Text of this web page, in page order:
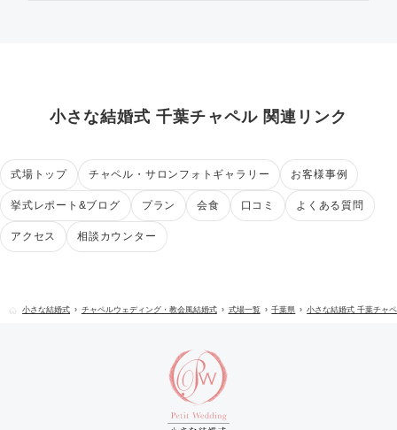
小さな結婚式 千葉チャペル 関連リンク
式場トップ チャペル・サロンフォトギャラリー お客様事例
挙式レポート&ブログ プラン 会食 口コミ よくある質問
アクセス 相談カウンター
小さな結婚式 チャペルウェディング・教会風結婚式 式場一覧 千葉県 小さな結婚式 千葉チャ